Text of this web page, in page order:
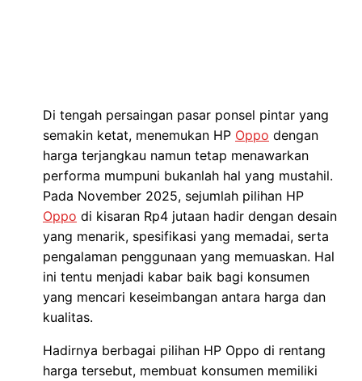
Di tengah persaingan pasar ponsel pintar yang
semakin ketat, menemukan HP Oppo dengan
harga terjangkau namun tetap menawarkan
performa mumpuni bukanlah hal yang mustahil.
Pada November 2025, sejumlah pilihan HP
Oppo di kisaran Rp4 jutaan hadir dengan desain
yang menarik, spesifikasi yang memadai, serta
pengalaman penggunaan yang memuaskan. Hal
ini tentu menjadi kabar baik bagi konsumen
yang mencari keseimbangan antara harga dan
kualitas.
Hadirnya berbagai pilihan HP Oppo di rentang
harga tersebut, membuat konsumen memiliki